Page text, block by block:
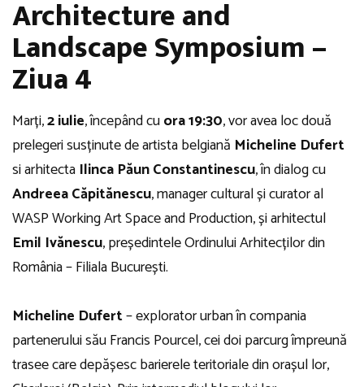
Architecture and
Landscape Symposium –
Ziua 4
Marți,2 iulie, începând cuora 19:30, vor avea loc două
prelegeri susținute de artista belgiană Micheline Dufert
si arhitecta Ilinca Păun Constantinescu, în dialog cu
Andreea Căpitănescu, manager cultural și curator al
WASP Working Art Space and Production, și arhitectul
Emil Ivănescu, președintele Ordinului Arhitecților din
România – Filiala București.
Micheline Dufert– explorator urban în compania
partenerului său Francis Pourcel, cei doi parcurg împreună
trasee care depășesc barierele teritoriale din orașul lor,